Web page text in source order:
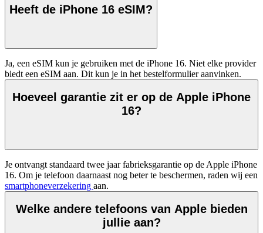
Heeft de iPhone 16 eSIM?
Ja, een eSIM kun je gebruiken met de iPhone 16. Niet elke provider
biedt een eSIM aan. Dit kun je in het bestelformulier aanvinken.
Hoeveel garantie zit er op de Apple iPhone
16?
Je ontvangt standaard twee jaar fabrieksgarantie op de Apple iPhone
smartphoneverzekering aan.
Welke andere telefoons van Apple bieden
jullie aan?